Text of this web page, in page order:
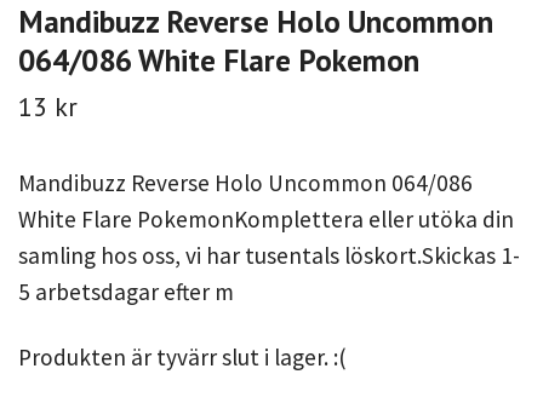
Mandibuzz Reverse Holo Uncommon
064/086 White Flare Pokemon
13 kr
Mandibuzz Reverse Holo Uncommon 064/086
White Flare PokemonKomplettera eller utöka din
samling hos oss, vi har tusentals löskort.Skickas 1-
5 arbetsdagar efter m
Produkten är tyvärr slut i lager. :(